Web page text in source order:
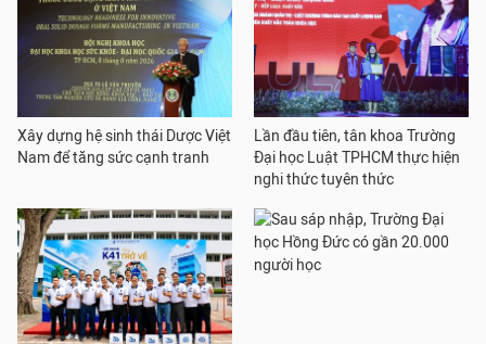
Xây dựng hệ sinh thái Dược Việt
Nam để tăng sức cạnh tranh
Lần đầu tiên, tân khoa Trường
Đại học Luật TPHCM thực hiện
nghi thức tuyên thức